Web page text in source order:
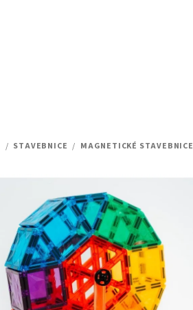
/ STAVEBNICE / MAGNETICKÉ STAVEBNICE